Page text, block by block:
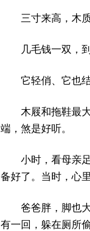
三寸来高，木
几毛钱一双，
它轻俏、它也
木屐和拖鞋最
端，煞是好听。
小时，看母亲
备好了。当时，心
爸爸胖，脚也
有一回，躲在厕所